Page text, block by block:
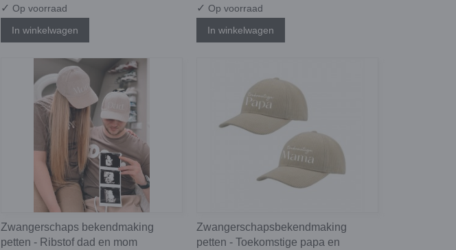
✓ Op voorraad
In winkelwagen
✓ Op voorraad
In winkelwagen
Zwangerschaps bekendmaking
petten - Ribstof dad en mom
Zwangerschapsbekendmaking
petten - Toekomstige papa en